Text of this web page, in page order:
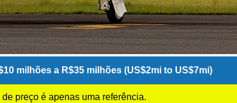
milhões a R$35 milhões (US$2mi to US$7mi)
de preço é apenas uma referência.